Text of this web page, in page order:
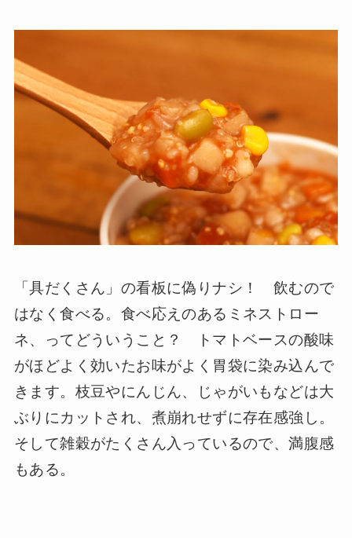
「具だくさん」の看板に偽りナシ！ 飲むので
はなく食べる。食べ応えのあるミネストロー
ネ、ってどういうこと？ トマトベースの酸味
がほどよく効いたお味がよく胃袋に染み込んで
きます。枝豆やにんじん、じゃがいもなどは大
ぶりにカットされ、煮崩れせずに存在感強し。
そして雑穀がたくさん入っているので、満腹感
もある。